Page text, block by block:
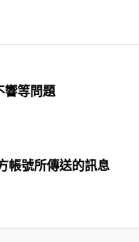
響等問題
帳號所傳送的訊息